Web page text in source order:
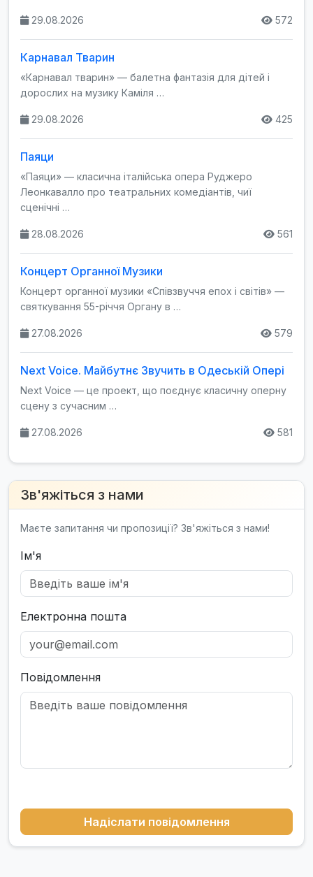
29.08.2026 572
Карнавал Тварин
«Карнавал тварин» — балетна фантазія для дітей і
дорослих на музику Каміля …
29.08.2026 425
Паяци
«Паяци» — класична італійська опера Руджеро
Леонкавалло про театральних комедіантів, чиї
сценічні …
28.08.2026 561
Концерт Органної Музики
Концерт органної музики «Співзвуччя епох і світів» —
святкування 55-річчя Органу в …
27.08.2026 579
Next Voice. Майбутнє Звучить в Одеській Опері
Next Voice — це проект, що поєднує класичну оперну
сцену з сучасним …
27.08.2026 581
Зв'яжіться з нами
Маєте запитання чи пропозиції? Зв'яжіться з нами!
Ім'я
Електронна пошта
Повідомлення
Надіслати повідомлення